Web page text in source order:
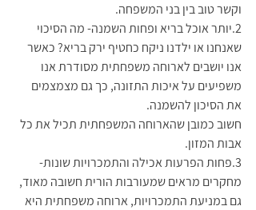
וקשר טוב בין בני המשפחה.
2.יותר אוכל בריא ופחות השמנה- מה הסיכוי
שאנחנו או ילדנו ניקח כחטיף ירק בריא? כאשר
אנו יושבים לארוחה משפחתית מסודרת אנו
משפיעים על איכות התזונה, כך גם מצמצמים
את הסיכון להשמנה.
חשוב כמובן שהארוחה המשפחתית תכיל את כל
אבות המזון.
3.פחות הפרעות אכילה והתמכרויות שונות-
מחקרים מראים שמעורבות הורית חשובה מאוד,
גם במניעת התמכרויות, ארוחה משפחתית היא